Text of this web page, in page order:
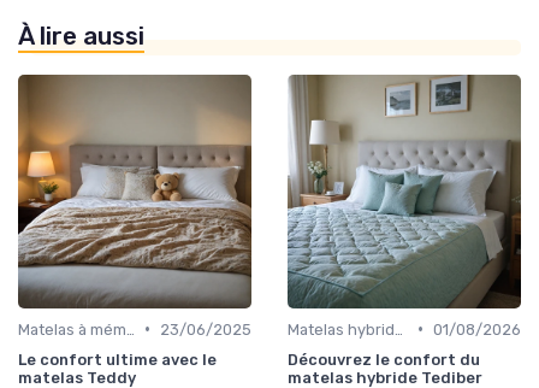
À lire aussi
•
23/06/2025
Le confort ultime avec le
matelas Teddy
• 01/08/2026
Découvrez le confort du
matelas hybride Tediber